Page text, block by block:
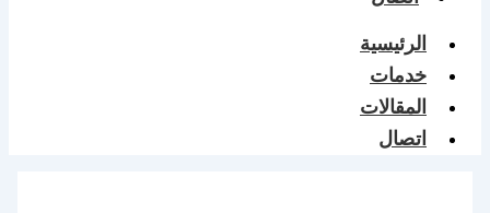
الرئيسية
خدمات
المقالات
اتصال